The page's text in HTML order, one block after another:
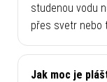
studenou vodu
přes svetr nebo
Jak moc je